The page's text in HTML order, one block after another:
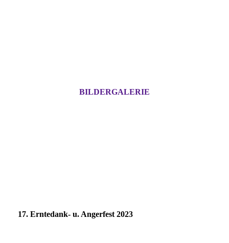
BILDERGALERIE
17. Erntedank- u. Angerfest 2023